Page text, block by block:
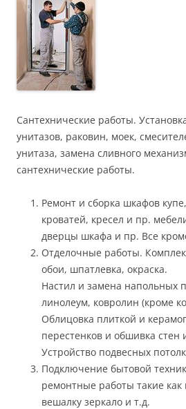
Сантехнические работы.
унитазов, раковин, моек,
унитаза, замена сливного
сантехнические работы.
Ремонт и сборка шкафов
кроватей, кресел и пр.
дверцы шкафа и пр. Все
Отделочные работы.
обои, шпатлевка, окраска.
Настил и замена напольных
линолеум, ковролин (кроме
Облицовка плиткой и
перестенков и обшивка стен
Устройство подвесных
Подключение бытовой
ремонтные работы такие как
вешалку зеркало и т.д.